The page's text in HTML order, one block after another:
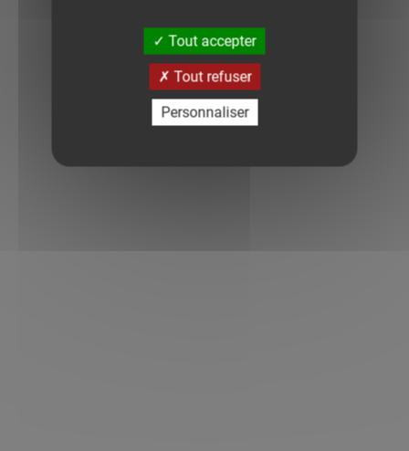
Tout accepter
Tout refuser
Personnaliser